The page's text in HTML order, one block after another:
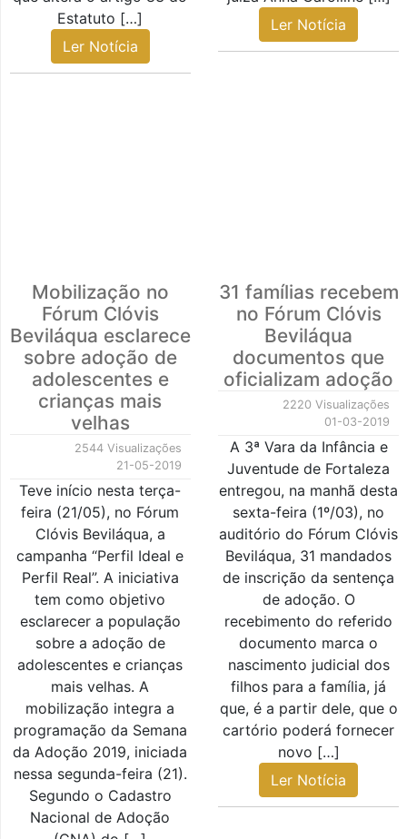
Estatuto […]
Ler Notícia
Ler Notícia
Mobilização no
Fórum Clóvis
Beviláqua esclarece
sobre adoção de
adolescentes e
crianças mais
velhas
2544 Visualizações
21-05-2019
Teve início nesta terça-
feira (21/05), no Fórum
Clóvis Beviláqua, a
campanha “Perfil Ideal e
Perfil Real”. A iniciativa
tem como objetivo
esclarecer a população
sobre a adoção de
adolescentes e crianças
mais velhas. A
mobilização integra a
programação da Semana
da Adoção 2019, iniciada
nessa segunda-feira (21).
Segundo o Cadastro
Nacional de Adoção
31 famílias recebem
no Fórum Clóvis
Beviláqua
documentos que
oficializam adoção
2220 Visualizações
01-03-2019
A 3ª Vara da Infância e
Juventude de Fortaleza
entregou, na manhã desta
sexta-feira (1º/03), no
auditório do Fórum Clóvis
Beviláqua, 31 mandados
de inscrição da sentença
de adoção. O
recebimento do referido
documento marca o
nascimento judicial dos
filhos para a família, já
que, é a partir dele, que o
cartório poderá fornecer
novo […]
Ler Notícia